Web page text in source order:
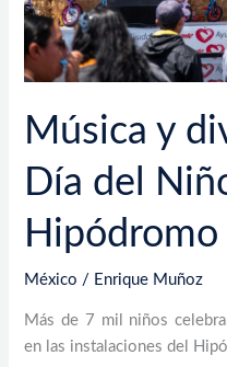
Música y
Día del
México / Enrique Muñoz
Más de 7 mil niños
en las instalaciones del
del
Hipódromo
Caliente